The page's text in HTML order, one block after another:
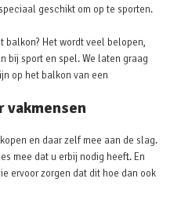
geschikt om op te sporten.
balkon? Het wordt veel belopen,
bij sport en spel. We laten graag
op het balkon van een
vakmensen
en daar zelf mee aan de slag.
mee dat u erbij nodig heeft. En
ervoor zorgen dat dit hoe dan ook